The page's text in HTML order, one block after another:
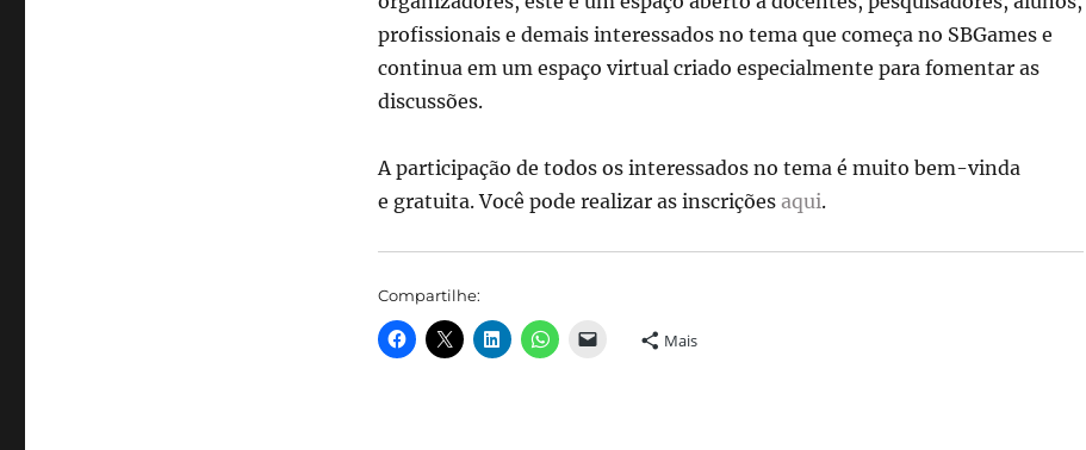
profissionais e demais interessados no tema que começa no SBGames e
continua em um espaço virtual criado especialmente para fomentar as
discussões.
A participação de todos os interessados no tema é muito bem-vinda
e gratuita. Você pode realizar as inscrições aqui.
Compartilhe:
Mais